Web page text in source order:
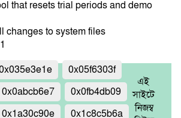
that resets trial periods and demo
changes to system files
0x05f6303f
0x0abcb6e7
0x0fb4db09
0x1a30c90e
0x1c8c5b6a
এই
সাইটে
নিজম্ব